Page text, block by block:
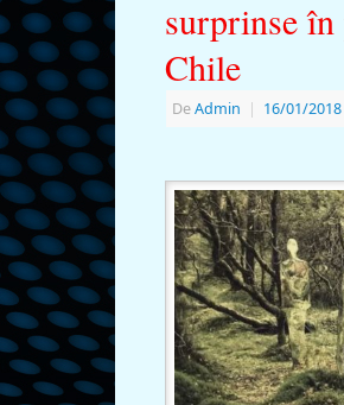
surprinse
Chile
DeAdmin | 16/01/2018